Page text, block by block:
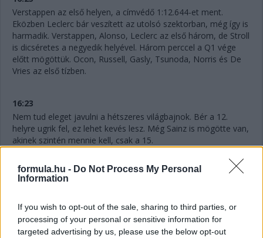
formula.hu - Do Not Process My Personal
Information
If you wish to opt-out of the sale, sharing to third parties, or
processing of your personal or sensitive information for
targeted advertising by us, please use the below opt-out
Verstappen az első helyen, a címvédő 1:12.644-et ment.
Eközben Leclerc bár veszített az utolsó szektorban, még így is
harmadik. Verstappen, Alonso, Leclerc az első három, de Stroll
is dicséretes a negyedik helyével. Három perccel a Q1 vége
előtt mögöttük. Ocon, Russell, Gasly, Tsunoda, Norris és De
Vries az első tízben.
16:23
Nem tud eleget javulni a hétszeres világbajnok. Bér a 12.
helyre ugrik fel, ez lehet kevés lesz. Még Sainz is mögötte van,
akinek szintén mennie kell, csak a 15.
16:22
idők javulásával szinte biztosan utolsó lesz majd. Nagy
tűzijáték várható itt!